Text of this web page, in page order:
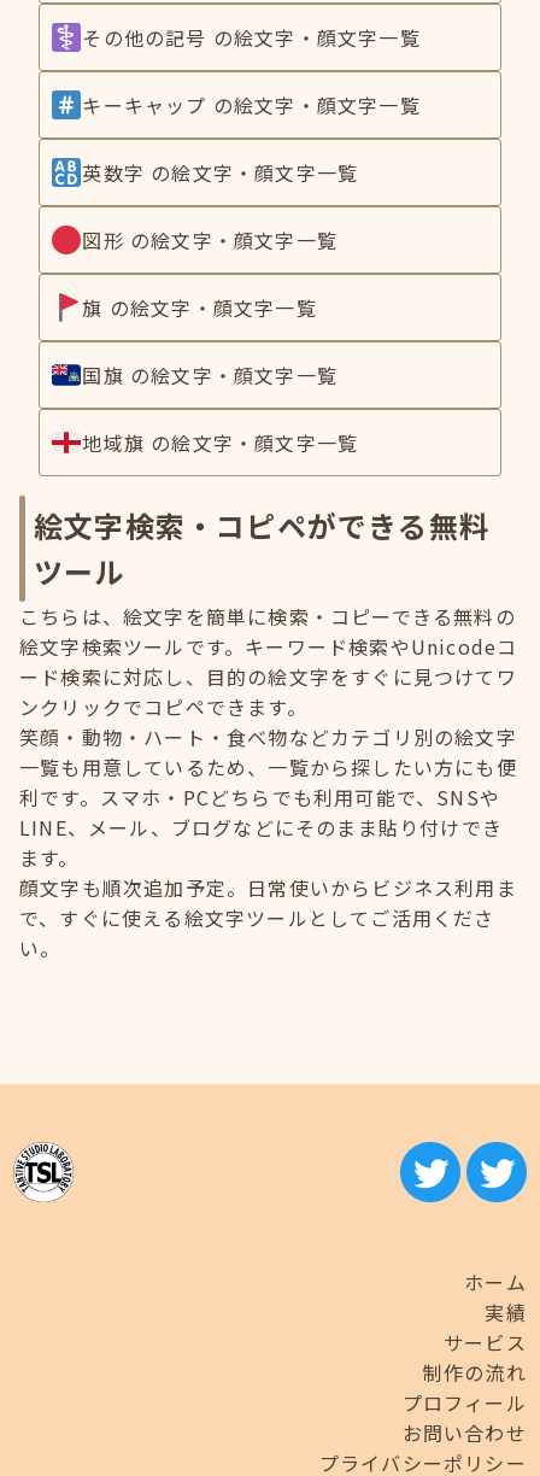
その他の記号 の絵文字・顔文字一覧
キーキャップ の絵文字・顔文字一覧
英数字 の絵文字・顔文字一覧
図形 の絵文字・顔文字一覧
旗 の絵文字・顔文字一覧
国旗 の絵文字・顔文字一覧
地域旗 の絵文字・顔文字一覧
絵文字検索・コピペができる無料
ツール
こちらは、絵文字を簡単に検索・コピーできる無料の
絵文字検索ツールです。キーワード検索やUnicodeコ
ード検索に対応し、目的の絵文字をすぐに見つけてワ
ンクリックでコピペできます。
笑顔・動物・ハート・食べ物などカテゴリ別の絵文字
一覧も用意しているため、一覧から探したい方にも便
利です。スマホ・PCどちらでも利用可能で、SNSや
LINE、メール、ブログなどにそのまま貼り付けでき
ます。
顔文字も順次追加予定。日常使いからビジネス利用ま
で、すぐに使える絵文字ツールとしてご活用くださ
い。
ホーム
実績
サービス
制作の流れ
プロフィール
お問い合わせ
プライバシーポリシー